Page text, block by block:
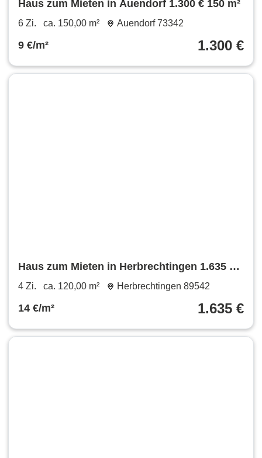
Haus zum Mieten in Auendorf 1.300 € 150 m²
6 Zi. ca. 150,00 m² Auendorf 73342
9 €/m² 1.300 €
Haus zum Mieten in Herbrechtingen 1.635 €
120 m²
4 Zi. ca. 120,00 m² Herbrechtingen 89542
14 €/m² 1.635 €